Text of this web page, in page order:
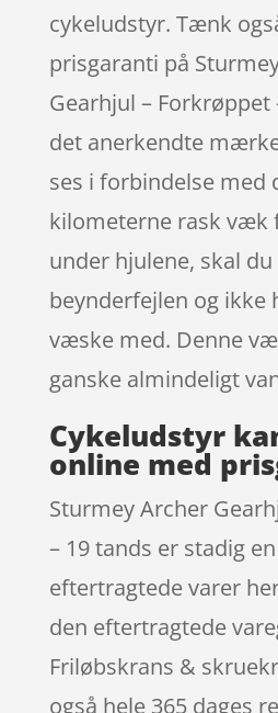
cykeludstyr. Tænk
prisgaranti på
Gearhjul – Forkrøppet
det anerkendte
ses i forbindelse med
kilometerne rask væk
under hjulene, skal
beynderfejlen og ikke
væske med. Denne
ganske almindeligt
Cykeludstyr
online med
Sturmey Archer
– 19 tands er stadig
eftertragtede varer
den eftertragtede
Friløbskrans &
også hele 365 dages